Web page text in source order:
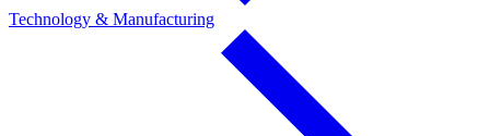
Technology & Manufacturing